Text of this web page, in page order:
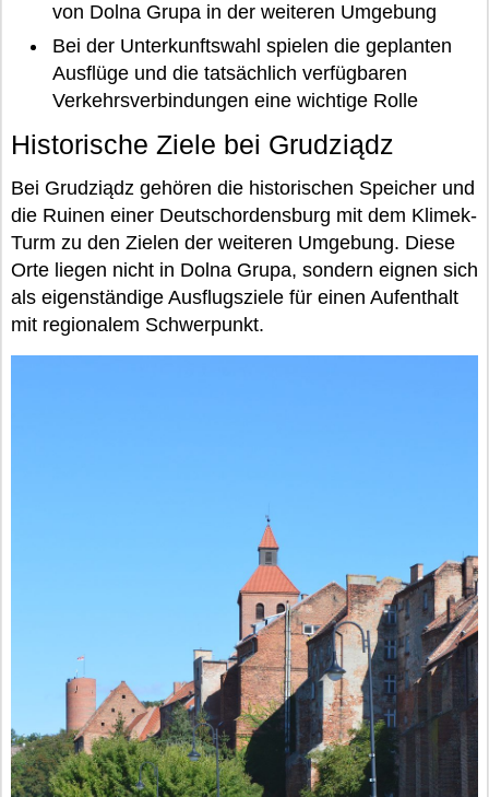
von Dolna Grupa in der weiteren Umgebung
Bei der Unterkunftswahl spielen die geplanten
Ausflüge und die tatsächlich verfügbaren
Verkehrsverbindungen eine wichtige Rolle
Historische Ziele bei Grudziądz
Bei Grudziądz gehören die historischen Speicher und
die Ruinen einer Deutschordensburg mit dem Klimek-
Turm zu den Zielen der weiteren Umgebung. Diese
Orte liegen nicht in Dolna Grupa, sondern eignen sich
als eigenständige Ausflugsziele für einen Aufenthalt
mit regionalem Schwerpunkt.